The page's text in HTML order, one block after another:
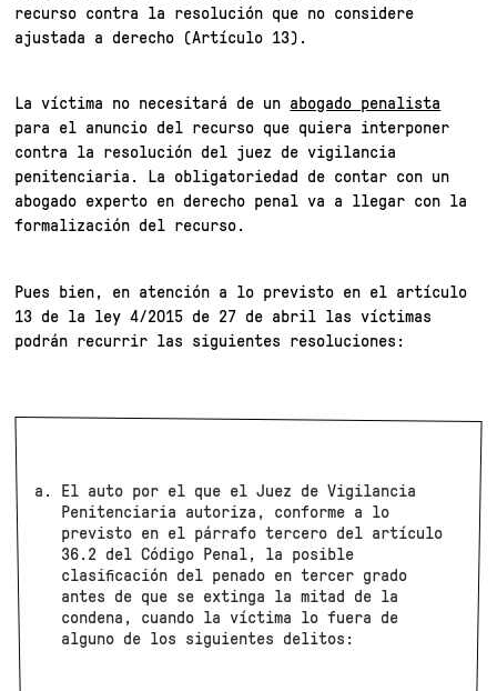
recurso contra la resolución que no considere
ajustada a derecho (Artículo 13).
La víctima no necesitará de un abogado penalista
para el anuncio del recurso que quiera interponer
contra la resolución del juez de vigilancia
penitenciaria. La obligatoriedad de contar con un
abogado experto en derecho penal va a llegar con la
formalización del recurso.
Pues bien, en atención a lo previsto en el artículo
13 de la ley 4/2015 de 27 de abril las víctimas
podrán recurrir las siguientes resoluciones:
El auto por el que el Juez de Vigilancia
Penitenciaria autoriza, conforme a lo
previsto en el párrafo tercero del artículo
36.2 del Código Penal, la posible
clasificación del penado en tercer grado
antes de que se extinga la mitad de la
condena, cuando la víctima lo fuera de
alguno de los siguientes delitos: